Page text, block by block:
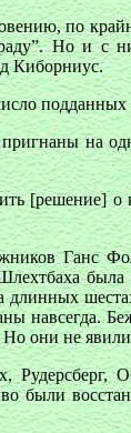
по
Но и с
Киборниус.
подданных
на
[решение] о
Ганс
была
навсегда.
они не
были